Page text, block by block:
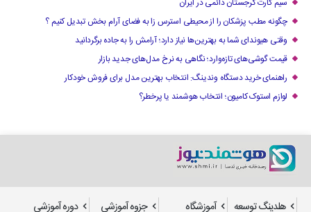
سیم کارت گرجستان دائمی در ایران
چگونه مطب پزشکان را از محیطی استرس زا به فضای آرام بخش تبدیل کنیم ؟
وقتی هیوندای شما به بهترین‌ها نیاز دارد؛ آرامش را به جاده برگردانید
قیمت گوشی‌های تازه‌وارد؛ نگاهی به نرخ مدل‌های جدید بازار
راهنمای خرید دستگاه وندینگ: انتخاب بهترین مدل برای فروش خودکار
لوازم استوک کامیون؛ انتخاب هوشمند یا پرخطر؟
هلدینگ توسعه آموزشگاه جزوه آموزشی دوره آموزشی